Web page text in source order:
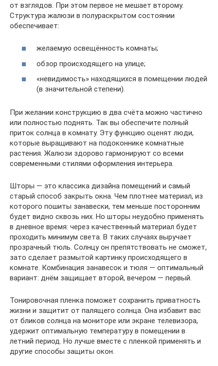
от взглядов. При этом первое не мешает второму.
Структура жалюзи в полураскрытом состоянии
обеспечивает:
желаемую освещённость комнаты;
обзор происходящего на улице;
«невидимость» находящихся в помещении людей
(в значительной степени).
При желании конструкцию в два счёта можно частично
или полностью поднять. Так вы обеспечите полный
приток солнца в комнату. Эту функцию оценят люди,
которые выращивают на подоконнике комнатные
растения. Жалюзи здорово гармонируют со всеми
современными стилями оформления интерьера.
Шторы — это классика дизайна помещений и самый
старый способ закрыть окна. Чем плотнее материал, из
которого пошиты занавески, тем меньше посторонним
будет видно сквозь них. Но шторы неудобно применять
в дневное время: через качественный материал будет
проходить минимум света. В таких случаях выручает
прозрачный тюль. Солнцу он препятствовать не сможет,
зато сделает размытой картинку происходящего в
комнате. Комбинация занавесок и тюля — оптимальный
вариант: днём защищает второй, вечером — первый.
Тонировочная пленка поможет сохранить приватность
жизни и защитит от палящего солнца. Она избавит вас
от бликов солнца на мониторе или экране телевизора,
удержит оптимальную температуру в помещении в
летний период. Но лучше вместе с пленкой применять и
другие способы защиты окон.